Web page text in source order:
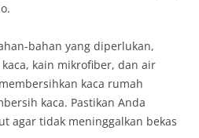
bahan yang diperlukan,
kain mikrofiber, dan air
kaca rumah
kaca. Pastikan Anda
agar tidak meninggalkan bekas